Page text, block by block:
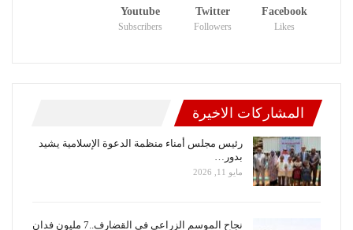
Facebook
Likes
Twitter
Followers
Youtube
Subscribers
المشاركات الاخيرة
رئيس مجلس أمناء منظمة الدعوة الإسلامية يشيد
بدور…
مايو 11, 2026
نجاح الموسم الزراعي في القضارف..7 مليون فدان